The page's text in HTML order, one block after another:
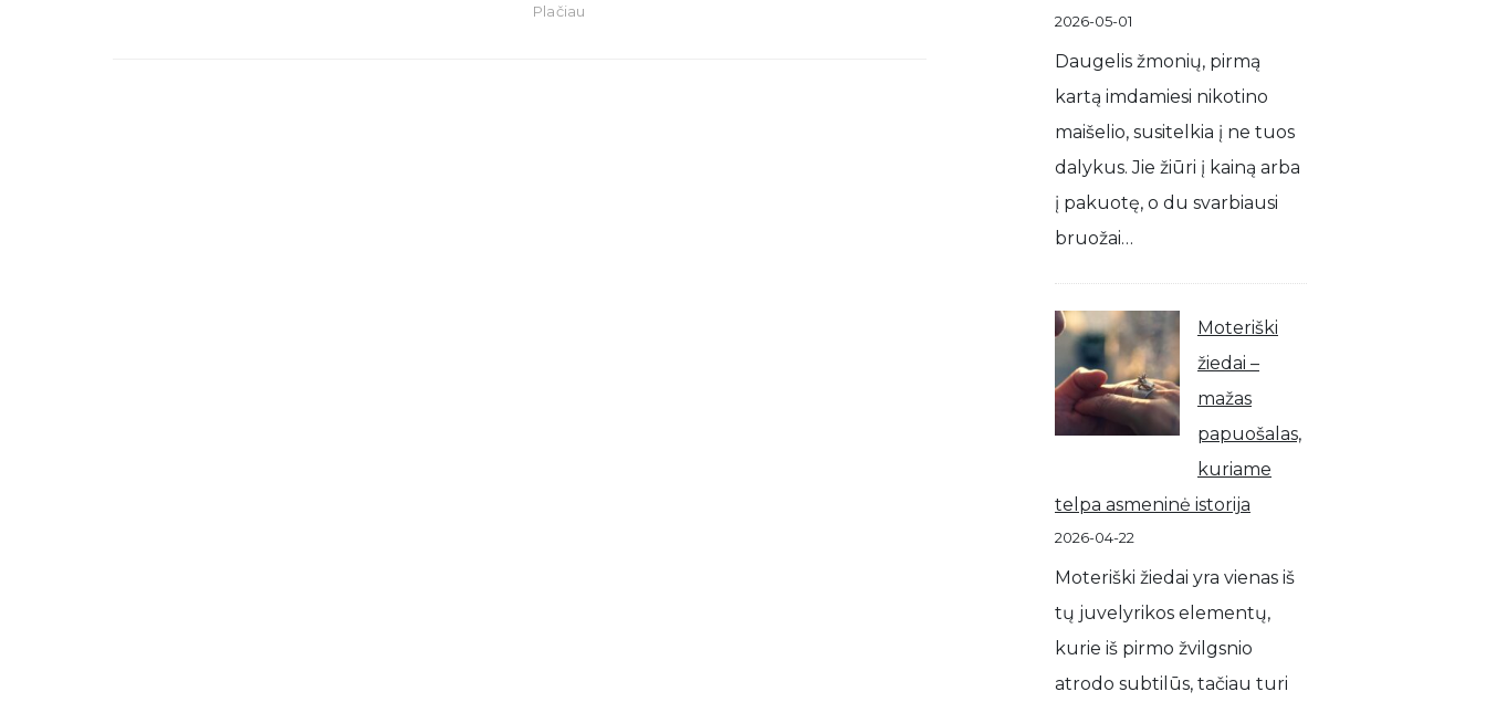
Plačiau
2026-05-01
Daugelis žmonių, pirmą
kartą imdamiesi nikotino
maišelio, susitelkia į ne tuos
dalykus. Jie žiūri į kainą arba
į pakuotę, o du svarbiausi
bruožai…
Moteriški
žiedai –
mažas
papuošalas,
kuriame
telpa asmeninė istorija
2026-04-22
Moteriški žiedai yra vienas iš
tų juvelyrikos elementų,
kurie iš pirmo žvilgsnio
atrodo subtilūs, tačiau turi